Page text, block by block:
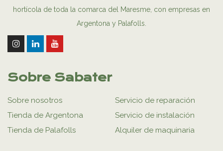
hortícola de toda la comarca del Maresme, con empresas en
Argentona y Palafolls.
Sobre Sabater
Sobre nosotros
Tienda de Argentona
Tienda de Palafolls
Servicio de reparación
Servicio de instalación
Alquiler de maquinaria